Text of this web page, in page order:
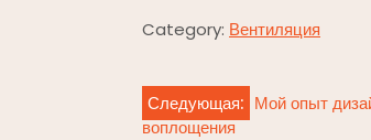
Category: Вентиляция
Навигация
Следующая: Мой опыт
воплощения